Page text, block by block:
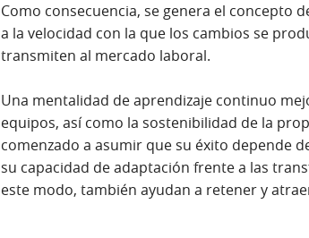
Como consecuencia, se genera el concepto
a la velocidad con la que los cambios se
transmiten al mercado laboral.
Una mentalidad de aprendizaje continuo
equipos, así como la sostenibilidad de la
comenzado a asumir que su éxito depende
su capacidad de adaptación frente a las
este modo, también ayudan a retener y